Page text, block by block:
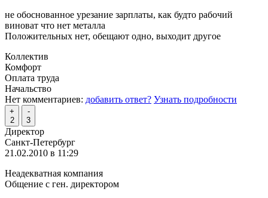
не обоснованное урезание зарплаты, как будто рабочий
виноват что нет металла
Положительных нет, обещают одно, выходит другое
Коллектив
Комфорт
Оплата труда
Начальство
Нет комментариев: добавить ответ? Узнать подробности
+
2
-
3
Директор
Санкт-Петербург
21.02.2010 в 11:29
Неадекватная компания
Общение с ген. директором